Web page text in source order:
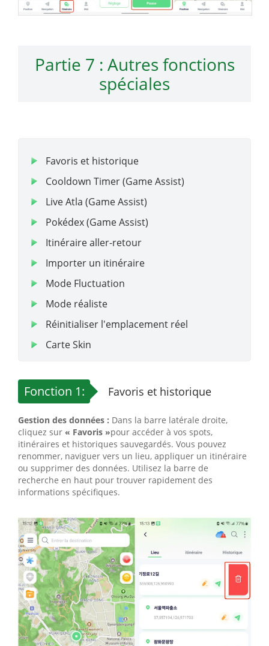
Partie 7 : Autres fonctions
spéciales
Favoris et historique
Cooldown Timer (Game Assist)
Live Atla (Game Assist)
Pokédex (Game Assist)
Itinéraire aller-retour
Importer un itinéraire
Mode Fluctuation
Mode réaliste
Réinitialiser l'emplacement réel
Carte Skin
Fonction 1: Favoris et historique
Gestion des données : Dans la barre latérale droite,
cliquez sur « Favoris »pour accéder à vos spots,
itinéraires et historiques sauvegardés. Vous pouvez
renommer, naviguer vers un lieu, appliquer un itinéraire
ou supprimer des données. Utilisez la barre de
recherche en haut pour trouver rapidement des
informations spécifiques.